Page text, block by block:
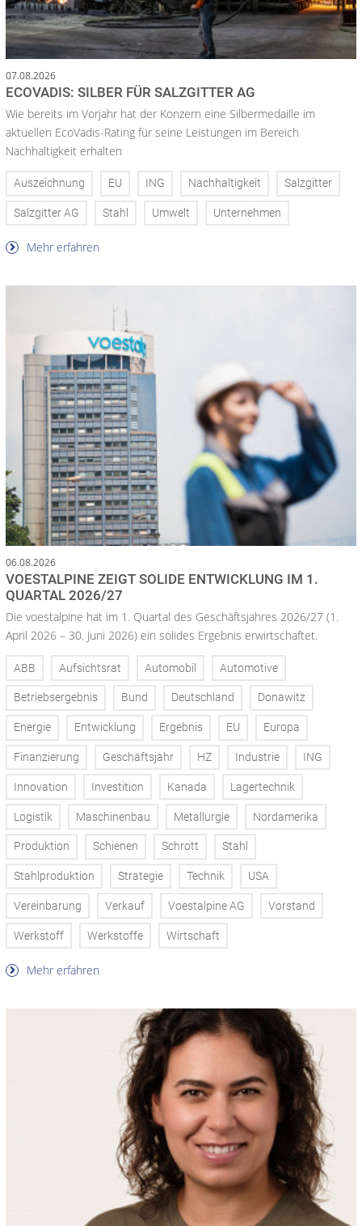
07.08.2026
ECOVADIS: SILBER FÜR SALZGITTER AG
Wie bereits im Vorjahr hat der Konzern eine Silbermedaille im
aktuellen EcoVadis-Rating für seine Leistungen im Bereich
Nachhaltigkeit erhalten
Auszeichnung EU ING Nachhaltigkeit Salzgitter
Salzgitter AG Stahl Umwelt Unternehmen
Mehr erfahren
06.08.2026
VOESTALPINE ZEIGT SOLIDE ENTWICKLUNG IM 1.
QUARTAL 2026/27
Die voestalpine hat im 1. Quartal des Geschäftsjahres 2026/27 (1.
April 2026 – 30. Juni 2026) ein solides Ergebnis erwirtschaftet.
ABB Aufsichtsrat Automobil Automotive
Betriebsergebnis Bund Deutschland Donawitz
Energie Entwicklung Ergebnis EU Europa
Finanzierung Geschäftsjahr HZ Industrie ING
Innovation Investition Kanada Lagertechnik
Logistik Maschinenbau Metallurgie Nordamerika
Produktion Schienen Schrott Stahl
Stahlproduktion Strategie Technik USA
Vereinbarung Verkauf Voestalpine AG Vorstand
Werkstoff Werkstoffe Wirtschaft
Mehr erfahren